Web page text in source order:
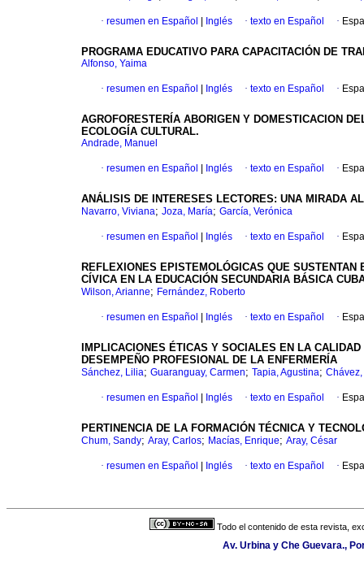
· resumen en Español Inglés · texto en Español ·
PROGRAMA EDUCATIVO PARA CAPACITACIÓN DE
Alfonso, Yaima
· resumen en Español Inglés · texto en Español ·
AGROFORESTERÍA ABORIGEN Y DOMESTICACION
ECOLOGÍA CULTURAL.
Andrade, Manuel
· resumen en Español Inglés · texto en Español ·
ANÁLISIS DE INTERESES LECTORES: UNA MIRADA
Navarro, Viviana; Joza, María; García, Verónica
· resumen en Español Inglés · texto en Español ·
REFLEXIONES EPISTEMOLÓGICAS QUE
CÍVICA EN LA EDUCACIÓN SECUNDARIA BÁSICA
Wilson, Arianne; Fernández, Roberto
· resumen en Español Inglés · texto en Español ·
IMPLICACIONES ÉTICAS Y SOCIALES EN LA
DESEMPEÑO PROFESIONAL DE LA ENFERMERÍA
Sánchez, Lilia; Guaranguay, Carmen; Tapia, Agustina;
· resumen en Español Inglés · texto en Español ·
PERTINENCIA DE LA FORMACIÓN TÉCNICA Y
Chum, Sandy; Aray, Carlos; Macías, Enrique; Aray, César
· resumen en Español Inglés · texto en Español ·
Todo el contenido de esta revista,
Av. Urbina y Che Guevara.,